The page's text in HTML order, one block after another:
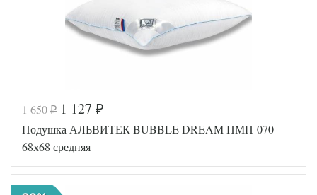
Производитель
Код товара
Артикул
AL4607048007
Плотность
Размер
подушки
50х68
1 650₽ 1 127 ₽
Подушка АЛЬВИТЕК BUBBLE DREAM ПМП-070
68х68 средняя